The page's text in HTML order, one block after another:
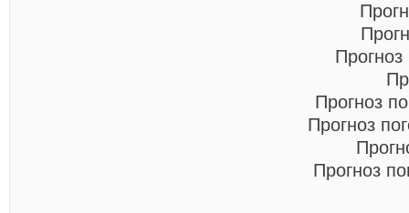
Прогноз
Прогноз
Прогноз